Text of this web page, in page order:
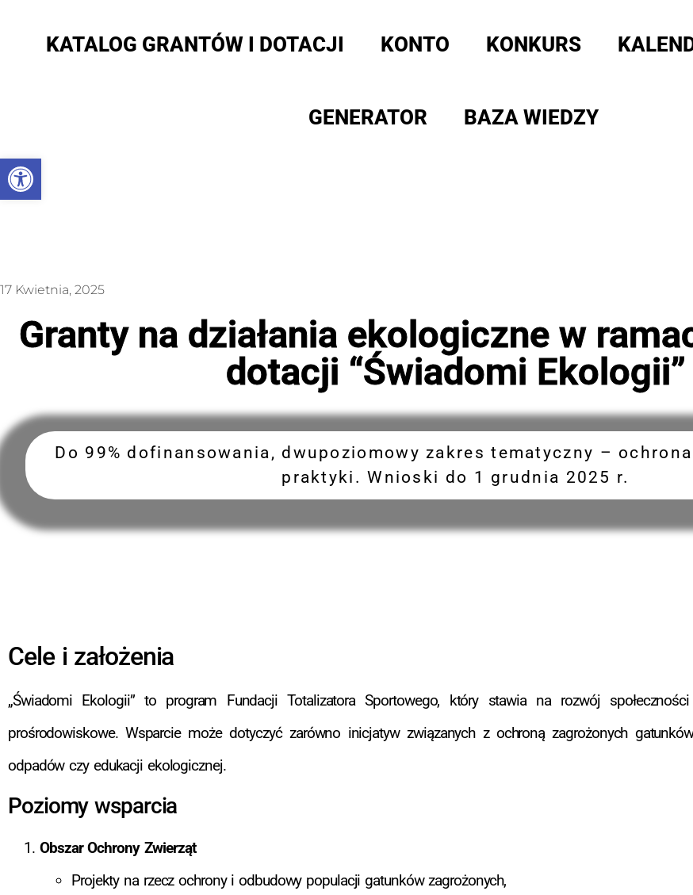
Otwórz pasek narzędzi
KATALOG GRANTÓW I DOTACJI KONTO KONKURS
GENERATOR BAZA WIEDZY
17 Kwietnia, 2025
Granty na działania ekologiczne w
dotacji “Świadomi Ekologii”
Do 99% dofinansowania, dwupoziomowy zakres tematyczny –
praktyki. Wnioski do 1 grudnia 2025 r.
Cele i założenia
„Świadomi Ekologii” to program Fundacji Totalizatora Sportowego, który stawia na rozwój
prośrodowiskowe. Wsparcie może dotyczyć zarówno inicjatyw związanych z ochroną zagrożonych
odpadów czy edukacji ekologicznej.
Poziomy wsparcia
Obszar Ochrony Zwierząt
Projekty na rzecz ochrony i odbudowy populacji gatunków zagrożonych,